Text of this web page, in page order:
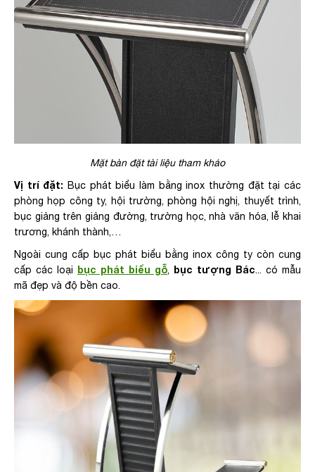
Mặt bàn đặt tài liệu tham khảo
Vị trí đặt: Bục phát biểu làm bằng inox thường đặt tại các
phòng họp công ty, hội trường, phòng hội nghị, thuyết trình,
bục giảng trên giảng đường, trường học, nhà văn hóa, lễ khai
trương, khánh thành,…
Ngoài cung cấp bục phát biểu bằng inox công ty còn cung
cấp các loại bục phát biểu gỗ, bục tượng Bác... có mẫu
mã đẹp và độ bền cao.